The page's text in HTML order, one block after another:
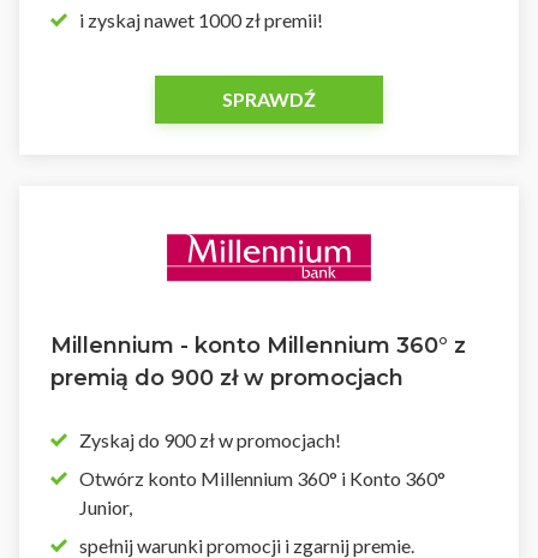
i zyskaj nawet 1000 zł premii!
SPRAWDŹ
Millennium - konto Millennium 360° z
premią do 900 zł w promocjach
Zyskaj do 900 zł w promocjach!
Otwórz konto Millennium 360° i Konto 360°
Junior,
spełnij warunki promocji i zgarnij premie.